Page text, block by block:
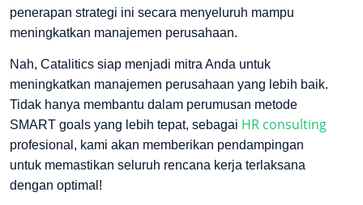
penerapan strategi ini secara menyeluruh mampu
meningkatkan manajemen perusahaan.
Nah, Catalitics siap menjadi mitra Anda untuk
meningkatkan manajemen perusahaan yang lebih baik.
Tidak hanya membantu dalam perumusan metode
SMART goals yang lebih tepat, sebagai HR consulting
profesional, kami akan memberikan pendampingan
untuk memastikan seluruh rencana kerja terlaksana
dengan optimal!